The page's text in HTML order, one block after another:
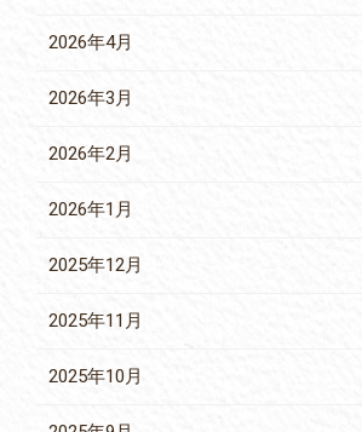
2026年4月
2026年3月
2026年2月
2026年1月
2025年12月
2025年11月
2025年10月